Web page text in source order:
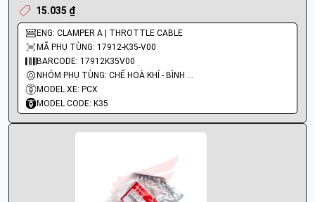
15.035 ₫
ENG: CLAMPER A | THROTTLE CABLE
MÃ PHỤ TÙNG: 17912-K35-V00
BARCODE: 17912K35V00
NHÓM PHỤ TÙNG: CHẾ HOÀ KHÍ - BÌNH XĂNG CON - BƠM XĂNG
MODEL XE: PCX
MODEL CODE: K35